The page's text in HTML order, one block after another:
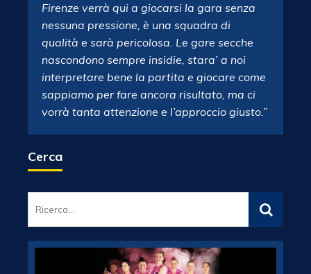
Firenze verrà qui a giocarsi la gara senza
nessuna pressione, è una squadra di
qualità e sarà pericolosa. Le gare secche
nascondono sempre insidie, stara’ a noi
interpretare bene la partita e giocare come
sappiamo per fare ancora risultato, ma ci
vorrà tanta attenzione e l’approccio giusto.”
Cerca